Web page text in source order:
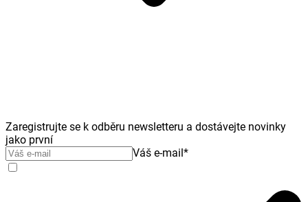
Zaregistrujte se k odběru newsletteru a dostávejte novinky
jako první
Váš e-mail*